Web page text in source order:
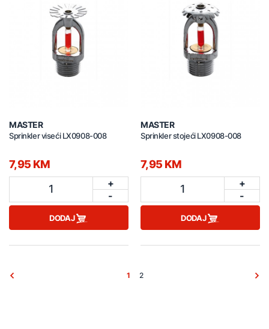
MASTER
Sprinkler viseći LX0908-008
7,95 KM
1
+
-
DODAJ
MASTER
Sprinkler stojeći LX0908-008
7,95 KM
1
+
-
DODAJ
1 2